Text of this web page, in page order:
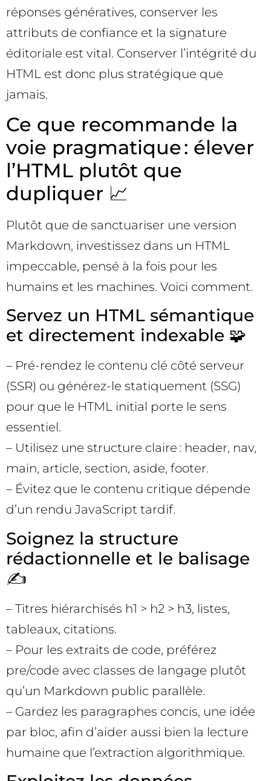
réponses génératives, conserver les
attributs de confiance et la signature
éditoriale est vital. Conserver l’intégrité du
HTML est donc plus stratégique que
jamais.
Ce que recommande la
voie pragmatique : élever
l’HTML plutôt que
dupliquer 📈
Plutôt que de sanctuariser une version
Markdown, investissez dans un HTML
impeccable, pensé à la fois pour les
humains et les machines. Voici comment.
Servez un HTML sémantique
et directement indexable 🧩
– Pré-rendez le contenu clé côté serveur
(SSR) ou générez-le statiquement (SSG)
pour que le HTML initial porte le sens
essentiel.
– Utilisez une structure claire : header, nav,
main, article, section, aside, footer.
– Évitez que le contenu critique dépende
d’un rendu JavaScript tardif.
Soignez la structure
rédactionnelle et le balisage
✍️
– Titres hiérarchisés h1 > h2 > h3, listes,
tableaux, citations.
– Pour les extraits de code, préférez
pre/code avec classes de langage plutôt
qu’un Markdown public parallèle.
– Gardez les paragraphes concis, une idée
par bloc, afin d’aider aussi bien la lecture
humaine que l’extraction algorithmique.